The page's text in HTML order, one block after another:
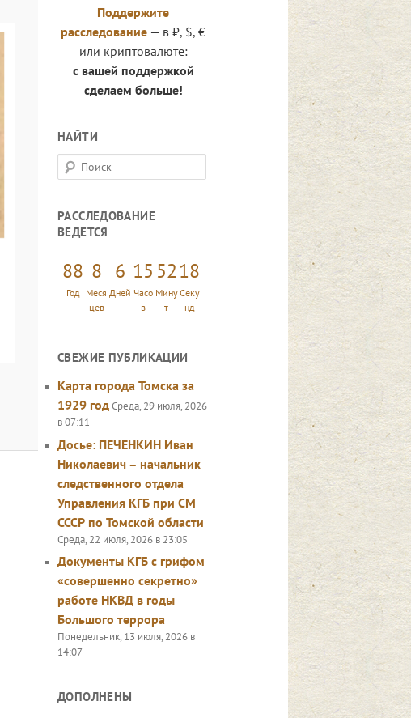
Поддержите
расследование — в ₽, $, €
или криптовалюте:
с вашей поддержкой
сделаем больше!
НАЙТИ
П
о
с
к
РАССЛЕДОВАНИЕ
ВЕДЕТСЯ
88
Год
8
Меся
цев
6
Дней
15
Часо
в
52
Мину
т
19
Секу
нд
СВЕЖИЕ ПУБЛИКАЦИИ
Карта города Томска за
1929 годСреда, 29 июля, 2026
в 07:11
Досье: ПЕЧЕНКИН Иван
Николаевич – начальник
следственного отдела
Управления КГБ при СМ
СССР по Томской области
Среда, 22 июля, 2026 в 23:05
Документы КГБ с грифом
«совершенно секретно»
работе НКВД в годы
Большого террора
Понедельник, 13 июля, 2026 в
14:07
ДОПОЛНЕНЫ